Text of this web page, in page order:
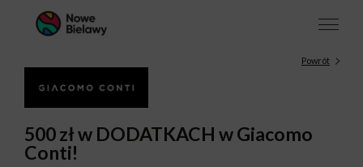
Powrót
500 zł w DODATKACH w Giacomo
Conti!